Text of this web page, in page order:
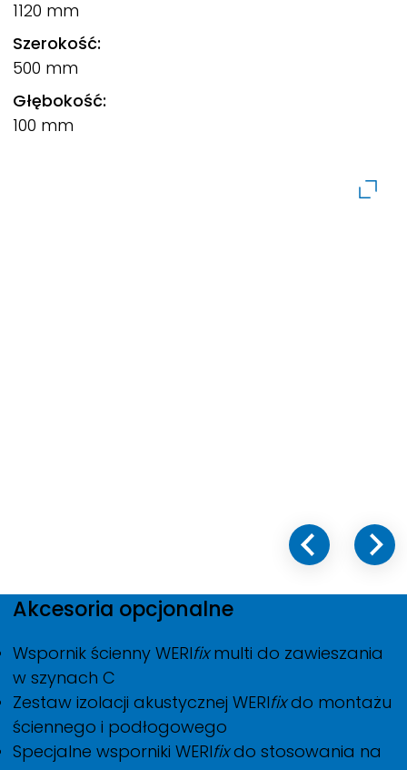
1120 mm
Szerokość:
500 mm
Głębokość:
100 mm
Akcesoria opcjonalne
Wspornik ściennyWERIfix multi do zawieszania
w szynach C
Zestaw izolacji akustycznej WERIfix do montażu
ściennego i podłogowego
Specjalne wsporniki WERIfix do stosowania na